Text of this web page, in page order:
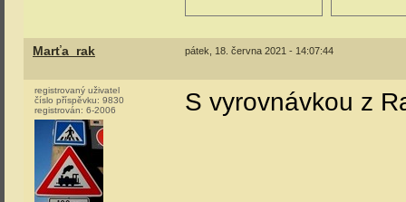
Marťa_rak pátek, 18. června 2021 - 14:07:44
registrovaný uživatel
číslo příspěvku: 9830
registrován: 6-2006 S vyrovnávkou z